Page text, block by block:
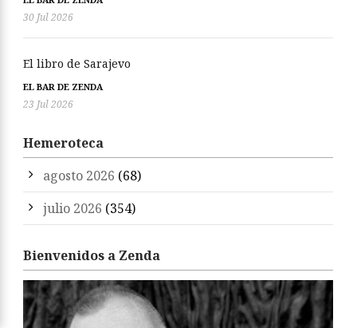
30 Jul 2026
El libro de Sarajevo
EL BAR DE ZENDA
23 Jul 2026
Hemeroteca
agosto 2026 (68)
julio 2026 (354)
Bienvenidos a Zenda